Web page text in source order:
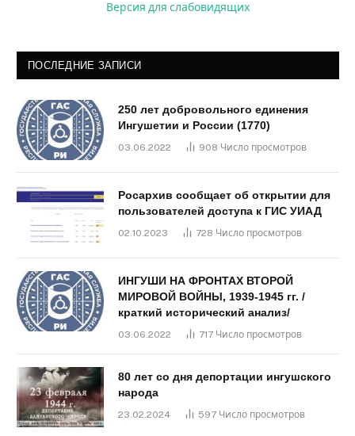
Версия для слабовидящих
ПОСЛЕДНИЕ ЗАПИСИ
250 лет добровольного единения
Ингушетии и России (1770)
03.06.2022 908 Число просмотров
Росархив сообщает об открытии для
пользователей доступа к ГИС УИАД
02.10.2023 728 Число просмотров
ИНГУШИ НА ФРОНТАХ ВТОРОЙ
МИРОВОЙ ВОЙНЫ, 1939-1945 гг. /
краткий исторический анализ/
03.06.2022 717 Число просмотров
80 лет со дня депортации ингушского
народа
23.02.2024 597 Число просмотров